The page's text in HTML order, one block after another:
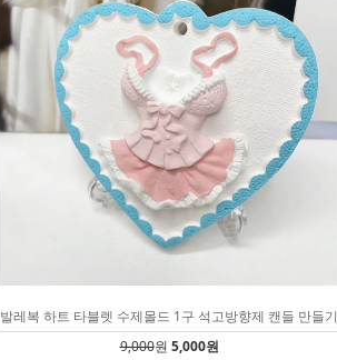
발레복 하트 타블렛 수제몰드 1구 석고방향제 캔들 만들기
9,000원 5,000원